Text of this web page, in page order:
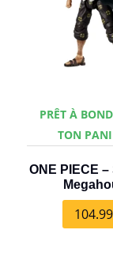
PRÊT À
TON
ONE PIECE
104.99